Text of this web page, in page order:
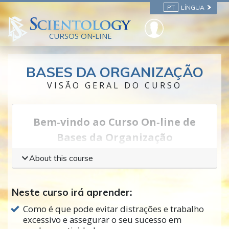
PT LÍNGUA
CURSOS ON‑LINE
BASES DA ORGANIZAÇÃO
VISÃO GERAL DO CURSO
Bem‑vindo ao Curso On‑line de
Bases da Organização
Todos reconhecemos que se as coisas fossem
mais bem organizadas, as pessoas estariam
experiências com um negócio ou governo,
escola ou grupo que não estava bem
organizados e deparamo‑nos com uma
About this course
Neste curso irá aprender:
Como é que pode evitar distrações e trabalho
excessivo e assegurar o seu sucesso em